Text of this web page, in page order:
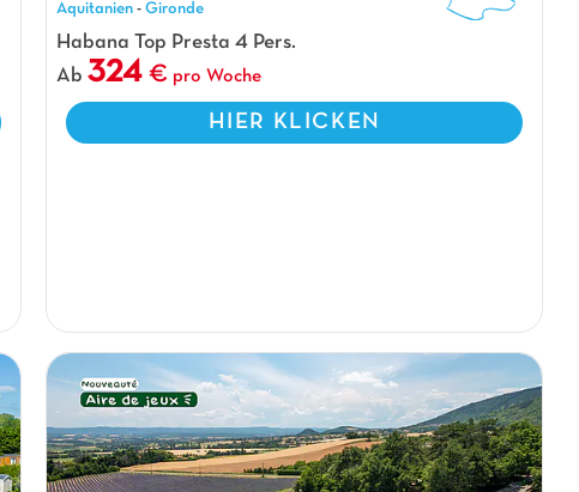
Aquitanien -Gironde
Habana Top Presta 4 Pers.
Ab324 pro Woche
HIER KLICKEN